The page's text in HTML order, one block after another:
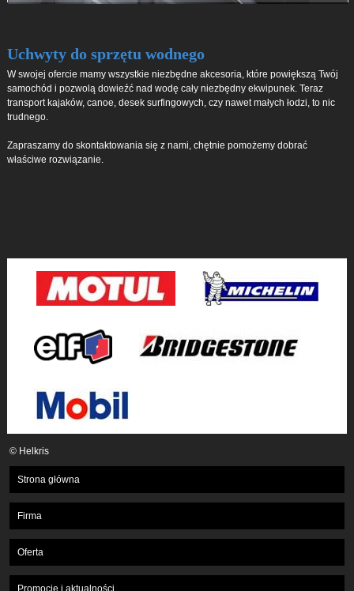
Uchwyty do sprzętu wodnego
W swojej ofercie mamy wszystkie niezbędne akcesoria, które powiększą Twój
samochód i pozwolą dowieźć nad wodę cały niezbędny ekwipunek. Teraz
transport kajaków, canoe, desek surfingowych, czy nawet małych łodzi, to nic
trudnego.
Zapraszamy do skontaktowania się z nami, chętnie pomożemy dobrać
właściwe rozwiązanie.
© Helkris
Strona główna
Firma
Oferta
Promocje i aktualności